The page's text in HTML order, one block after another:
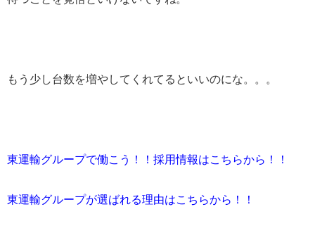
もう少し台数を増やしてくれてるといいのにな。。。
東運輸グループで働こう！！採用情報はこちらから！！
東運輸グループが選ばれる理由はこちらから！！